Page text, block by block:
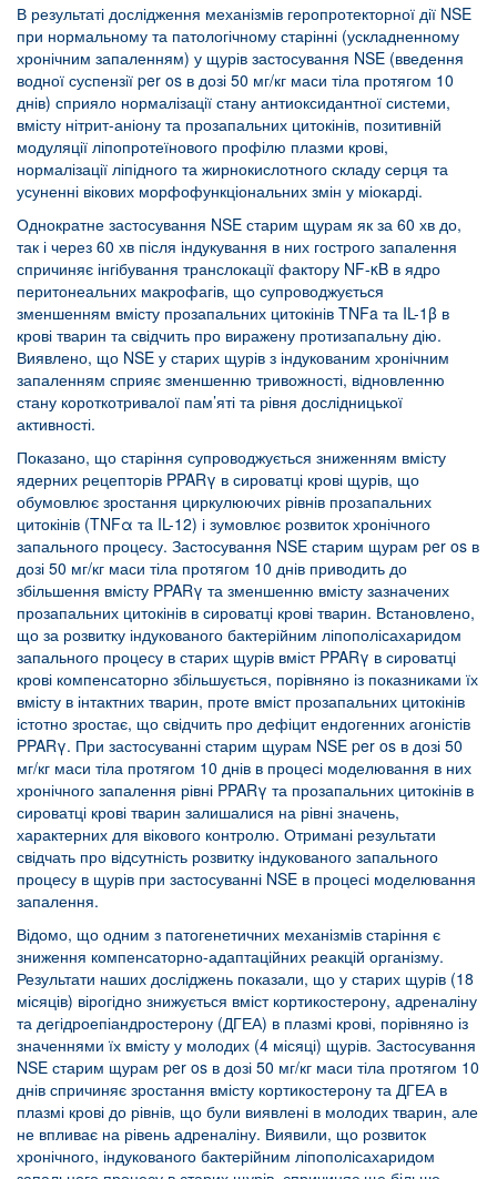
В результаті дослідження механізмів геропротекторної дії NSE
при нормальному та патологічному старінні (ускладненному
хронічним запаленням) у щурів застосування NSE (введення
водної суспензії per os в дозі 50 мг/кг маси тіла протягом 10
днів) сприяло нормалізації стану антиоксидантної системи,
вмісту нітрит-аніону та прозапальних цитокінів, позитивній
модуляції ліпопротеїнового профілю плазми крові,
нормалізації ліпідного та жирнокислотного складу серця та
усуненні вікових морфофункціональних змін у міокарді.
Однократне застосування NSE старим щурам як за 60 хв до,
так і через 60 хв після індукування в них гострого запалення
спричиняє інгібування транслокації фактору NF-κB в ядро
перитонеальних макрофагів, що супроводжується
зменшенням вмісту прозапальних цитокінів TNFa та IL-1β в
крові тварин та свідчить про виражену протизапальну дію.
Виявлено, що NSE у старих щурів з індукованим хронічним
запаленням сприяє зменшенню тривожності, відновленню
стану короткотривалої пам’яті та рівня дослідницької
активності.
Показано, що старіння супроводжується зниженням вмісту
ядерних рецепторів PPARγ в сироватці крові щурів, що
обумовлює зростання циркулюючих рівнів прозапальних
цитокінів (TNFα та IL-12) і зумовлює розвиток хронічного
запального процесу. Застосування NSE старим щурам per os в
дозі 50 мг/кг маси тіла протягом 10 днів приводить до
збільшення вмісту PPARγ та зменшенню вмісту зазначених
прозапальних цитокінів в сироватці крові тварин. Встановлено,
що за розвитку індукованого бактерійним ліпополісахаридом
запального процесу в старих щурів вміст PPARγ в сироватці
крові компенсаторно збільшується, порівняно із показниками їх
вмісту в інтактних тварин, проте вміст прозапальних цитокінів
істотно зростає, що свідчить про дефіцит ендогенних агоністів
PPARγ. При застосуванні старим щурам NSE per os в дозі 50
мг/кг маси тіла протягом 10 днів в процесі моделювання в них
хронічного запалення рівні PPARγ та прозапальних цитокінів в
сироватці крові тварин залишалися на рівні значень,
характерних для вікового контролю. Отримані результати
свідчать про відсутність розвитку індукованого запального
процесу в щурів при застосуванні NSE в процесі моделювання
запалення.
Відомо, що одним з патогенетичних механізмів старіння є
зниження компенсаторно-адаптаційних реакцій організму.
Результати наших досліджень показали, що у старих щурів (18
місяців) вірогідно знижується вміст кортикостерону, адреналіну
та дегідроепіандростерону (ДГЕА) в плазмі крові, порівняно із
значеннями їх вмісту у молодих (4 місяці) щурів. Застосування
NSE старим щурам per os в дозі 50 мг/кг маси тіла протягом 10
днів спричиняє зростання вмісту кортикостерону та ДГЕА в
плазмі крові до рівнів, що були виявлені в молодих тварин, але
не впливає на рівень адреналіну. Виявили, що розвиток
хронічного, індукованого бактерійним ліпополісахаридом